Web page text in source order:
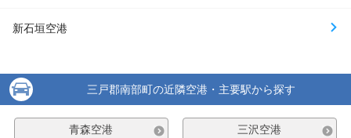
新石垣空港
三戸郡南部町の近隣空港・主要駅から探す
青森空港 三沢空港